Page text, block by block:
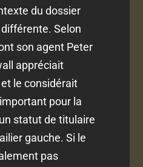
du dossier
Selon
son agent Peter
appréciait
le considérait
pour la
statut de titulaire
gauche. Si le
pas